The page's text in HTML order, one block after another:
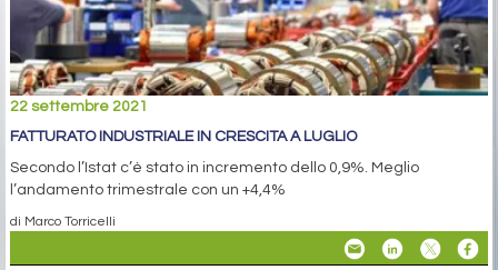
22 settembre 2021
FATTURATO INDUSTRIALE IN CRESCITA A LUGLIO
Secondo l’Istat c’è stato in incremento dello 0,9%. Meglio
l’andamento trimestrale con un +4,4%
di Marco Torricelli